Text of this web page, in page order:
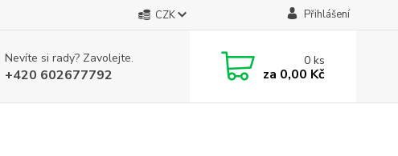
CZK Přihlášení
Nevíte si rady? Zavolejte.
+420 602677792
0ks
za 0,00 Kč